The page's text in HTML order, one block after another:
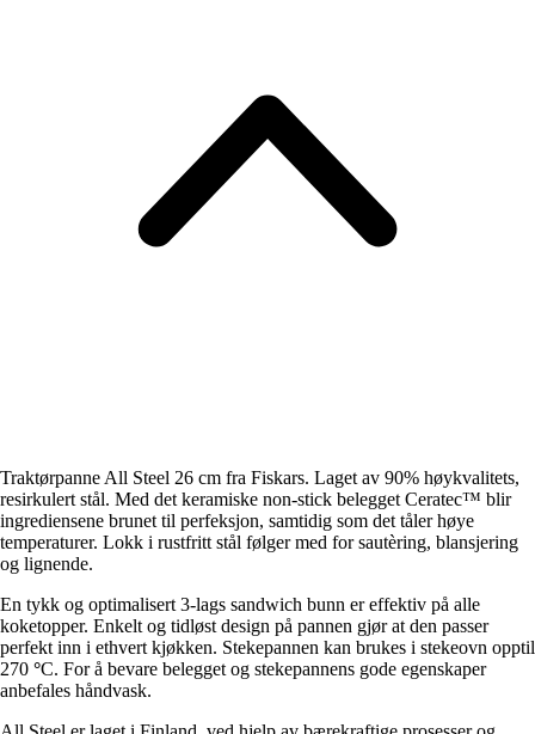
Traktørpanne All Steel 26 cm fra Fiskars. Laget av 90% høykvalitets,
resirkulert stål. Med det keramiske non-stick belegget Ceratec™ blir
ingrediensene brunet til perfeksjon, samtidig som det tåler høye
temperaturer. Lokk i rustfritt stål følger med for sautèring, blansjering
og lignende.
En tykk og optimalisert 3-lags sandwich bunn er effektiv på alle
koketopper. Enkelt og tidløst design på pannen gjør at den passer
perfekt inn i ethvert kjøkken. Stekepannen kan brukes i stekeovn opptil
270 °C. For å bevare belegget og stekepannens gode egenskaper
anbefales håndvask.